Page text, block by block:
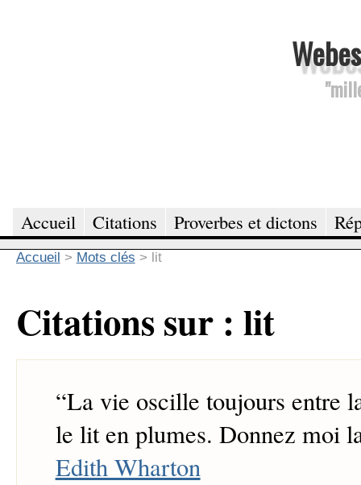
Accueil Citations Proverbes et dictons
Accueil > Mots clés > lit
Citations sur : lit
“La vie oscille toujours entre
le lit en plumes. Donnez moi
Edith Wharton